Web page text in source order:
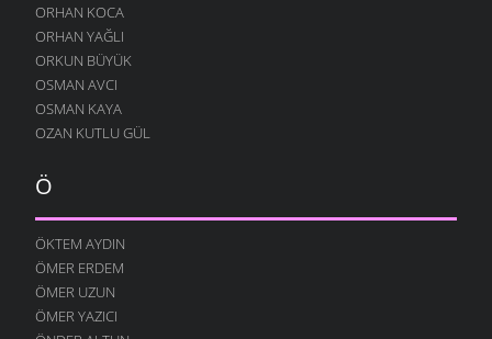
ORHAN KOCA
ORHAN YAĞLI
ORKUN BÜYÜK
OSMAN AVCI
OSMAN KAYA
OZAN KUTLU GÜL
Ö
ÖKTEM AYDIN
ÖMER ERDEM
ÖMER UZUN
ÖMER YAZICI